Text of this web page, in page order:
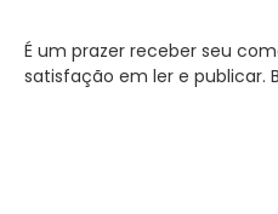
É um prazer receber seu
satisfação em ler e publicar.